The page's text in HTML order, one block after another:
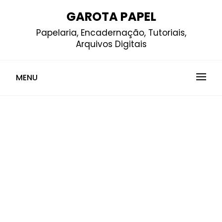
GAROTA PAPEL
Papelaria, Encadernação, Tutoriais,
Arquivos Digitais
MENU